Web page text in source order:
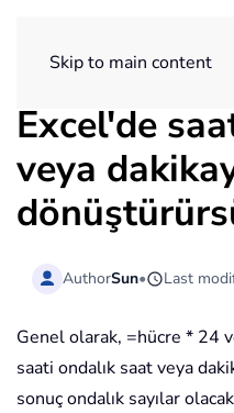
Skip to main content
Excel'de
veya
AuthorSun• Last
Genel olarak, =hücre * 24
saati ondalık saat veya
sonuç ondalık sayılar